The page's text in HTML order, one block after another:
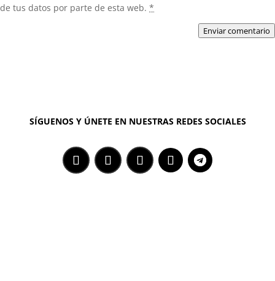
de tus datos por parte de esta web. *
Enviar comentario
SÍGUENOS Y ÚNETE EN NUESTRAS REDES SOCIALES